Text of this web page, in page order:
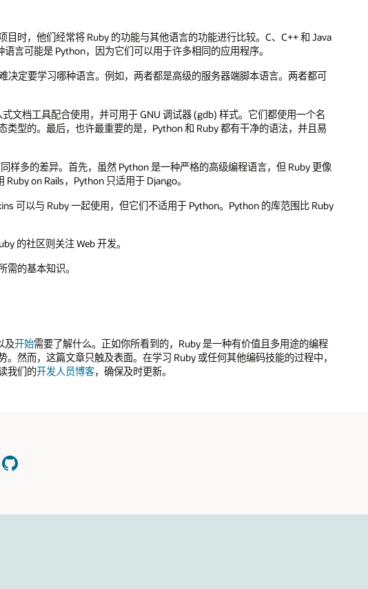
时，他们经常将 Ruby 的功能与其他语言的功能进行比较。C、C++ 和 Java
言可能是 Python，因为它们可以用于许多相同的应用程序。
决定要学习哪种语言。例如，两者都是高级的服务器端脚本语言。两者都可
文档工具配合使用，并可用于 GNU 调试器 (gdb) 样式。它们都使用一个名
类型的。最后，也许最重要的是，Python 和 Ruby 都有干净的语法，并且易
样多的差异。首先，虽然 Python 是一种严格的高级编程语言，但 Ruby 更像
on Rails，Python 只适用于 Django。
可以与 Ruby 一起使用，但它们不适用于 Python。Python 的库范围比 Ruby
的社区则关注 Web 开发。
的基本知识。
及开始需要了解什么。正如你所看到的，Ruby 是一种有价值且多用途的编程
然而，这篇文章只触及表面。在学习 Ruby 或任何其他编码技能的过程中，
我们的开发人员博客，确保及时更新。
查